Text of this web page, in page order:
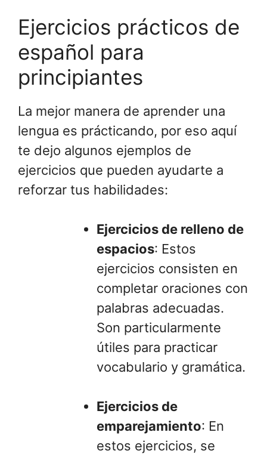
Ejercicios prácticos de
español para
principiantes
La mejor manera de aprender una
lengua es prácticando, por eso aquí
te dejo algunos ejemplos de
ejercicios que pueden ayudarte a
reforzar tus habilidades:
Ejercicios de relleno de
espacios: Estos
ejercicios consisten en
completar oraciones con
palabras adecuadas.
Son particularmente
útiles para practicar
vocabulario y gramática.
Ejercicios de
emparejamiento: En
estos ejercicios, se